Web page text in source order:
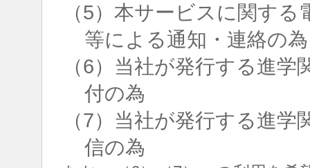
（5）本サービスに関す
等による通知・連絡の為
（6）当社が発行する進
付の為
（7）当社が発行する進
信の為